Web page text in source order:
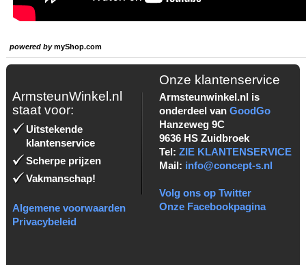
powered bymyShop.com
ArmsteunWinkel.nl
staat voor:
Uitstekende
klantenservice
Scherpe prijzen
Vakmanschap!
Algemene voorwaarden
Privacybeleid
Onze klantenservice
Armsteunwinkel.nl is
onderdeel van GoodGo
Hanzeweg 9C
9636 HS Zuidbroek
Tel: ZIE KLANTENSERVICE
Mail: info@concept-s.nl
Volg ons op Twitter
Onze Facebookpagina